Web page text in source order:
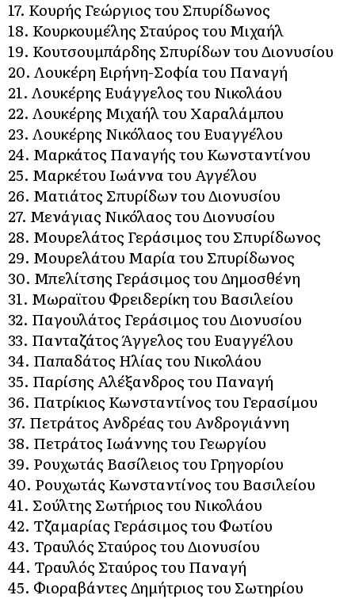
17. Κουρής Γεώργιος του Σπυρίδωνος
18. Κουρκουμέλης Σταύρος του Μιχαήλ
19. Κουτσουμπάρδης Σπυρίδων του Διονυσίου
20. Λουκέρη Ειρήνη-Σοφία του Παναγή
21. Λουκέρης Ευάγγελος του Νικολάου
22. Λουκέρης Μιχαήλ του Χαραλάμπου
23. Λουκέρης Νικόλαος του Ευαγγέλου
24. Μαρκάτος Παναγής του Κωνσταντίνου
25. Μαρκέτου Ιωάννα του Αγγέλου
26. Ματιάτος Σπυρίδων του Διονυσίου
27. Μενάγιας Νικόλαος του Διονυσίου
28. Μουρελάτος Γεράσιμος του Σπυρίδωνος
29. Μουρελάτου Μαρία του Σπυρίδωνος
30. Μπελίτσης Γεράσιμος του Δημοσθένη
31. Μωραϊτου Φρειδερίκη του Βασιλείου
32. Παγουλάτος Γεράσιμος του Διονυσίου
33. Πανταζάτος Άγγελος του Ευαγγέλου
34. Παπαδάτος Ηλίας του Νικολάου
35. Παρίσης Αλέξανδρος του Παναγή
36. Πατρίκιος Κωνσταντίνος του Γερασίμου
37. Πετράτος Ανδρέας του Ανδρογιάννη
38. Πετράτος Ιωάννης του Γεωργίου
39. Ρουχωτάς Βασίλειος του Γρηγορίου
40. Ρουχωτάς Κωνσταντίνος του Βασιλείου
41. Σούλτης Σωτήριος του Νικολάου
42. Τζαμαρίας Γεράσιμος του Φωτίου
43. Τραυλός Σταύρος του Διονυσίου
44. Τραυλός Σταύρος του Παναγή
45. Φιοραβάντες Δημήτριος του Σωτηρίου